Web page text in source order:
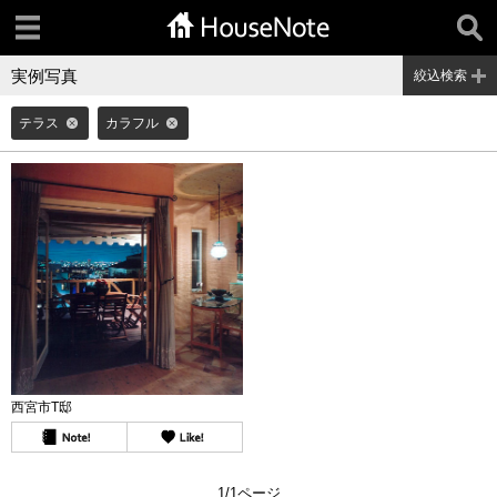
実例写真 絞込検索
テラス カラフル
西宮市T邸
1/1ページ